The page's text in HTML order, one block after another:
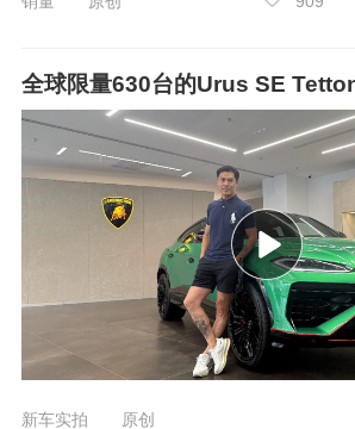
全球限量630台的Urus SE
新车实拍 原创